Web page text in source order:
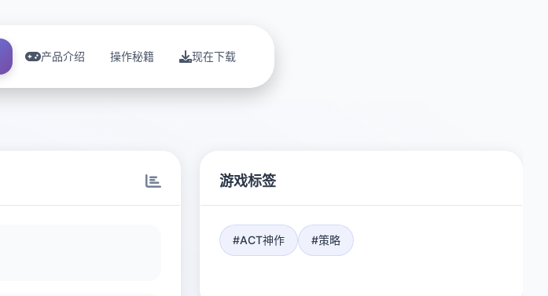
产品介绍 操作秘籍 现在下载
游戏标签
#ACT神作 #策略